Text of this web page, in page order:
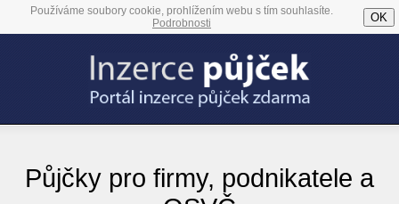
Používáme soubory cookie, prohlížením webu s tím souhlasíte.
Podrobnosti
OK
Půjčky pro firmy, podnikatele a